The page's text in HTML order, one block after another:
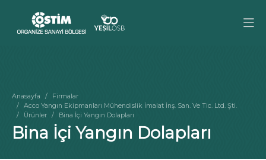
Anasayfa
Firmalar
Acco Yangın Ekipmanları Mühendislik İmalat İnş. San. Ve Tic. Ltd. Şti.
Ürünler
Bina İçi Yangın Dolapları
Bina İçi Yangın Dolapları